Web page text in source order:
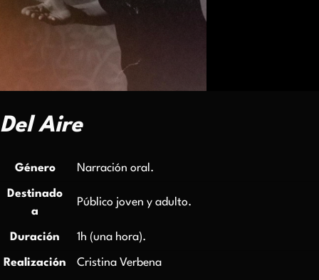
Del Aire
Género Narración oral.
Destinado
a
Público joven y adulto.
Duración 1h (una hora).
Realización Cristina Verbena